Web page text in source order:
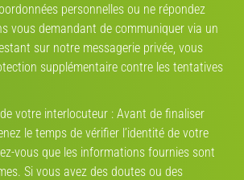
· Vélo pliable
Btwin Elops 500E
9/10 2020 · Vélo ville
votre vélo
VTT Gravel Ville VAE
personnelles ou ne répondez
vous demandant de communiquer via un
sur notre messagerie privée, vous
supplémentaire contre les tentatives
votre interlocuteur : Avant de finaliser
le temps de vérifier l’identité de votre
vous que les informations fournies sont
Si vous avez des doutes ou des